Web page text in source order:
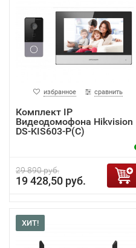
избранное сравнить
Комплект IP
Видеодомофона Hikvision
DS-KIS603-P(C)
29 890 руб.
19 428,50 руб.
ХИТ!